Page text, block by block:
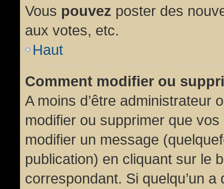
Vous pouvez poster des
aux votes, etc.
Haut
Comment modifier ou
A moins d’être administrateur
modifier ou supprimer que
modifier un message
publication) en cliquant sur le
correspondant. Si quelqu’un